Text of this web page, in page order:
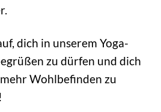
dich in unserem Yoga-
zu dürfen und dich
Wohlbefinden zu